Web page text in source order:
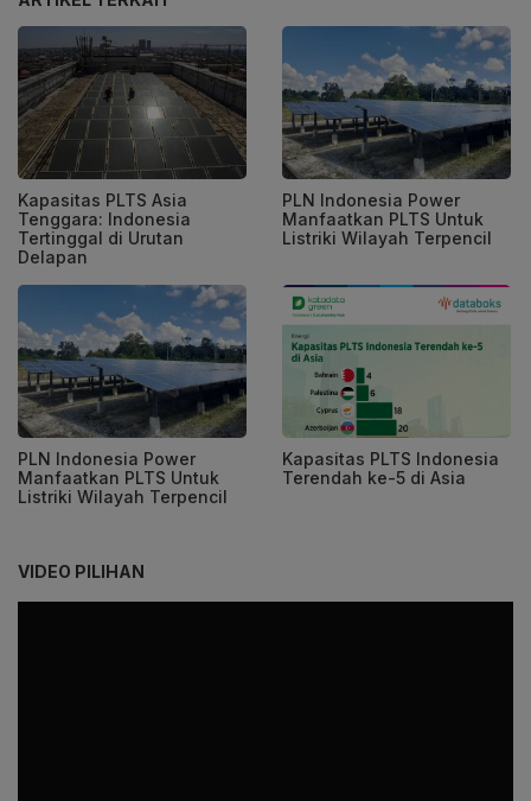
Kapasitas PLTS Asia
Tenggara: Indonesia
Tertinggal di Urutan
Delapan
PLN Indonesia Power
Manfaatkan PLTS Untuk
Listriki Wilayah Terpencil
PLN Indonesia Power
Manfaatkan PLTS Untuk
Listriki Wilayah Terpencil
Kapasitas PLTS Indonesia
Terendah ke-5 di Asia
VIDEO PILIHAN